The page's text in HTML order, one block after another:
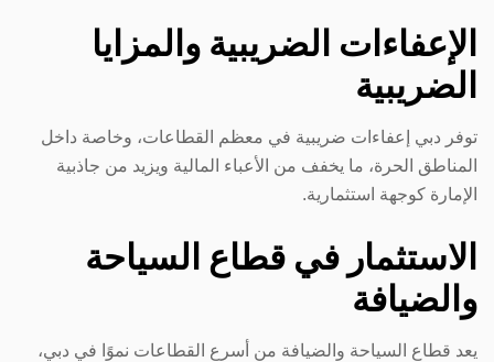
الإعفاءات الضريبية والمزايا
الضريبية
توفر دبي إعفاءات ضريبية في معظم القطاعات، وخاصة داخل
المناطق الحرة، ما يخفف من الأعباء المالية ويزيد من جاذبية
الإمارة كوجهة استثمارية.
الاستثمار في قطاع السياحة
والضيافة
يعد قطاع السياحة والضيافة من أسرع القطاعات نموًا في دبي،